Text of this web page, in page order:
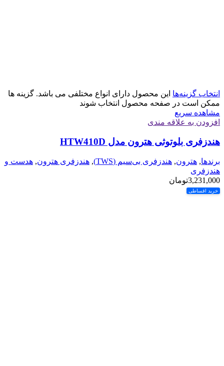
انتخاب گزینه‌ها این محصول دارای انواع مختلفی می باشد. گزینه ها
ممکن است در صفحه محصول انتخاب شوند
مشاهده سریع
افزودن به علاقه مندی
هندزفری بلوتوثی هترون مدل HTW410D
برندها, هترون, هندزفری بی‌سیم (TWS) , هندزفری هترون, هدست و
هندزفری
3,231,000تومان
خرید اقساطی